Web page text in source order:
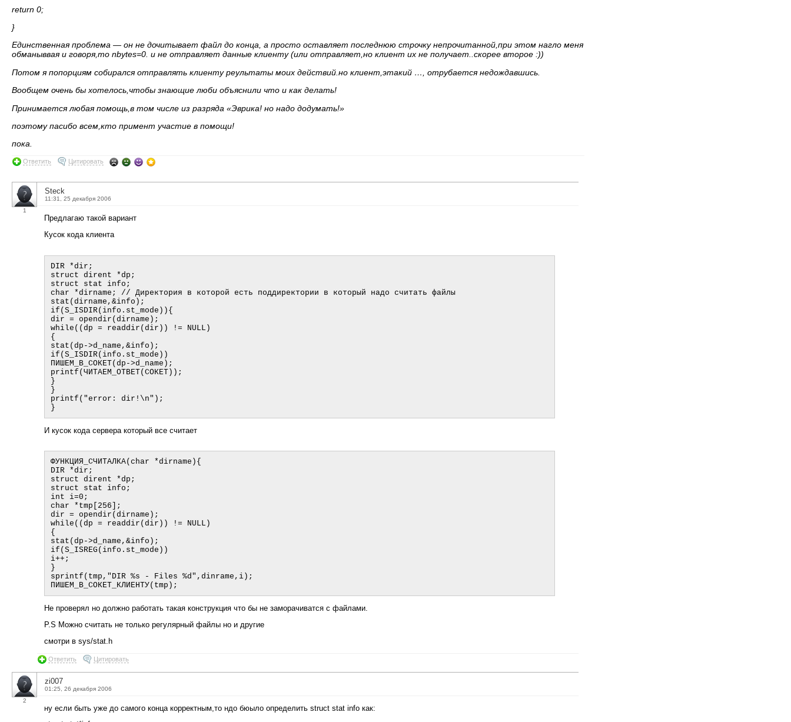
return 0;
}
Единственная проблема — он не дочитывает файл до конца, а просто оставляет последнюю строчку непрочитанной,при этом нагло меня
обманыввая и говоря,то nbytes=0. и не отправляет данные клиенту (или отправляет,но клиент их не получает..скорее второе :))
Потом я попорциям собирался отправлять клиенту реультаты моих действий.но клиент,этакий …, отрубается недождавшись.
Вообщем очень бы хотелось,чтобы знающие люби объяснили что и как делать!
Принимается любая помощь,в том числе из разряда «Эврика! но надо додумать!»
поэтому пасибо всем,кто примент участие в помощи!
пока.
Ответить Цитировать
1
Steck
11:31, 25 декабря 2006
Предлагаю такой вариант
Кусок кода клиента
DIR *dir;
struct dirent *dp;
struct stat info;
char *dirname; // Директория в которой есть поддиректории в который надо считать файлы
stat(dirname,&info);
if(S_ISDIR(info.st_mode)){
dir = opendir(dirname);
while((dp = readdir(dir)) != NULL)
{
stat(dp->d_name,&info);
if(S_ISDIR(info.st_mode))
ПИШЕМ_В_СОКЕТ(dp->d_name);
printf(ЧИТАЕМ_ОТВЕТ(СОКЕТ));
}
}
printf("error: dir!\n");
И кусок кода сервера который все считает
ФУНКЦИЯ_СЧИТАЛКА(char *dirname){
DIR *dir;
struct dirent *dp;
struct stat info;
int i=0;
char *tmp[256];
dir = opendir(dirname);
while((dp = readdir(dir)) != NULL)
{
stat(dp->d_name,&info);
if(S_ISREG(info.st_mode))
i++;
}
sprintf(tmp,"DIR %s - Files %d",dinrame,i);
Не проверял но должно работать такая конструкция что бы не заморачиватся с файлами.
P.S Можно считать не только регулярный файлы но и другие
смотри в sys/stat.h
Ответить Цитировать
2
zi007
01:25, 26 декабря 2006
ну если быть уже до самого конца корректным,то ндо бюыло определить struct stat info как: